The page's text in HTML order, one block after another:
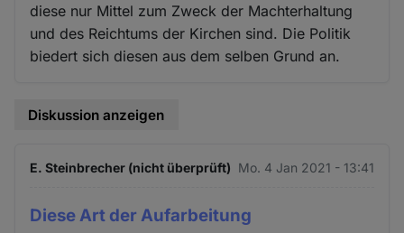
diese nur Mittel zum Zweck der Machterhaltung
und des Reichtums der Kirchen sind. Die Politik
biedert sich diesen aus dem selben Grund an.
Diskussion anzeigen
E. Steinbrecher (nicht überprüft) Mo. 4 Jan 2021 - 13:41
Diese Art der Aufarbeitung